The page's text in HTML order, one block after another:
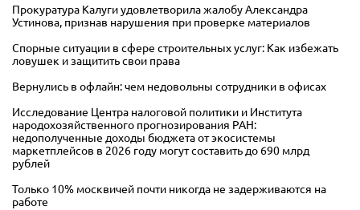
Прокуратура Калуги удовлетворила жалобу Александра
Устинова, признав нарушения при проверке материалов
Спорные ситуации в сфере строительных услуг: Как избежать
ловушек и защитить свои права
Вернулись в офлайн: чем недовольны сотрудники в офисах
Исследование Центра налоговой политики и Института
народохозяйственного прогнозирования РАН:
недополученные доходы бюджета от экосистемы
маркетплейсов в 2026 году могут составить до 690 млрд
рублей
Только 10% москвичей почти никогда не задерживаются на
работе